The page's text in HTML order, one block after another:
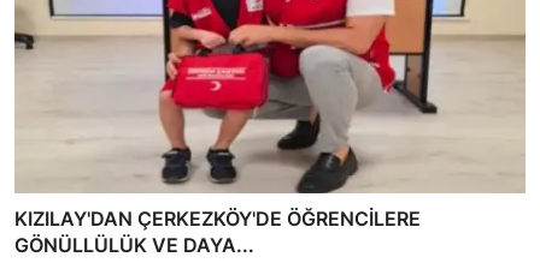
KIZILAY'DAN ÇERKEZKÖY'DE ÖĞRENCİLERE
GÖNÜLLÜLÜK VE DAYA...